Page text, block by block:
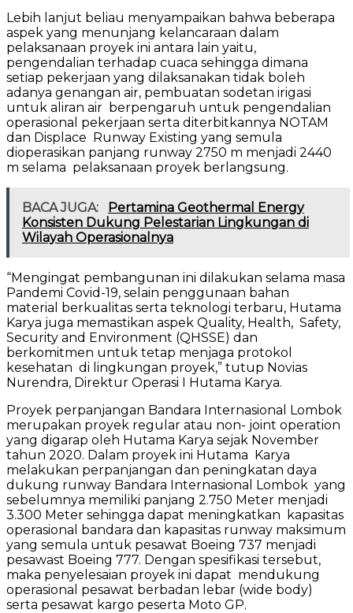
Lebih lanjut beliau menyampaikan bahwa beberapa
aspek yang menunjang kelancaraan dalam
pelaksanaan proyek ini antara lain yaitu,
pengendalian terhadap cuaca sehingga dimana
setiap pekerjaan yang dilaksanakan tidak boleh
adanya genangan air, pembuatan sodetan irigasi
untuk aliran air berpengaruh untuk pengendalian
operasional pekerjaan serta diterbitkannya NOTAM
dan Displace Runway Existing yang semula
dioperasikan panjang runway 2750 m menjadi 2440
m selama pelaksanaan proyek berlangsung.
BACA JUGA:
Pertamina Geothermal Energy
Konsisten Dukung Pelestarian Lingkungan di
Wilayah Operasionalnya
“Mengingat pembangunan ini dilakukan selama masa
Pandemi Covid-19, selain penggunaan bahan
material berkualitas serta teknologi terbaru, Hutama
Karya juga memastikan aspek Quality, Health, Safety,
Security and Environment (QHSSE) dan
berkomitmen untuk tetap menjaga protokol
kesehatan di lingkungan proyek,” tutup Novias
Nurendra, Direktur Operasi I Hutama Karya.
Proyek perpanjangan Bandara Internasional Lombok
merupakan proyek regular atau non- joint operation
yang digarap oleh Hutama Karya sejak November
tahun 2020. Dalam proyek ini Hutama Karya
melakukan perpanjangan dan peningkatan daya
dukung runway Bandara Internasional Lombok yang
sebelumnya memiliki panjang 2.750 Meter menjadi
3.300 Meter sehingga dapat meningkatkan kapasitas
operasional bandara dan kapasitas runway maksimum
yang semula untuk pesawat Boeing 737 menjadi
pesawast Boeing 777. Dengan spesifikasi tersebut,
maka penyelesaian proyek ini dapat mendukung
operasional pesawat berbadan lebar (wide body)
serta pesawat kargo peserta Moto GP.